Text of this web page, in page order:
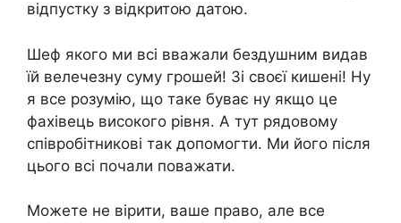
відпустку з відкритою датою.
Шеф якого ми всі вважали бездушним видав
їй велечезну суму грошей! Зі своєї кишені! Ну
я все розумію, що таке буває ну якщо це
фахівець високого рівня. А тут рядовому
співробітникові так допомогти. Ми його після
цього всі почали поважати.
Можете не вірити, ваше право, але все